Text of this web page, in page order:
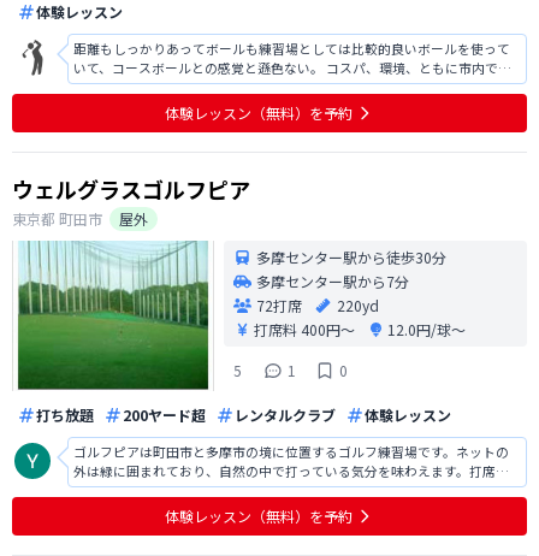
体験レッスン
距離もしっかりあってボールも練習場としては比較的良いボールを使って
いて、コースボールとの感覚と遜色ない。 コスパ、環境、ともに市内では
安定して一番の練習場かなと思います。
体験レッスン（無料）を予約
ウェルグラスゴルフピア
東京都 町田市
屋外
多摩センター駅から徒歩30分
多摩センター駅から7分
72打席
220yd
打席料400円〜
12.0円/球〜
5
1 0
打ち放題 200ヤード超 レンタルクラブ 体験レッスン
ゴルフピアは町田市と多摩市の境に位置するゴルフ練習場です。ネットの
外は緑に囲まれており、自然の中で打っている気分を味わえます。打席数
は1Ｆ、2Ｆ合わせて72打席。ヤード数は220ヤードで、ドライバーでもボー
ルの行方を見届けることが可能です。また、100ヤードまで良質の天然芝が
敷き詰められていますので
体験レッスン（無料）を予約